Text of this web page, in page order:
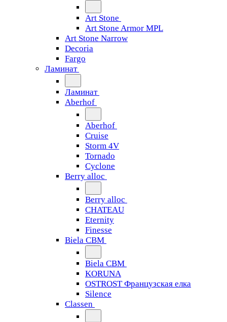
Art Stone
Art Stone Armor MPL
Art Stone Narrow
Decoria
Fargo
Ламинат
Ламинат
Aberhof
Aberhof
Cruise
Storm 4V
Tornado
Сyclone
Berry alloc
Berry alloc
CHATEAU
Eternity
Finesse
Biela CBM
Biela CBM
KORUNA
OSTROST Французская елка
Silence
Classen